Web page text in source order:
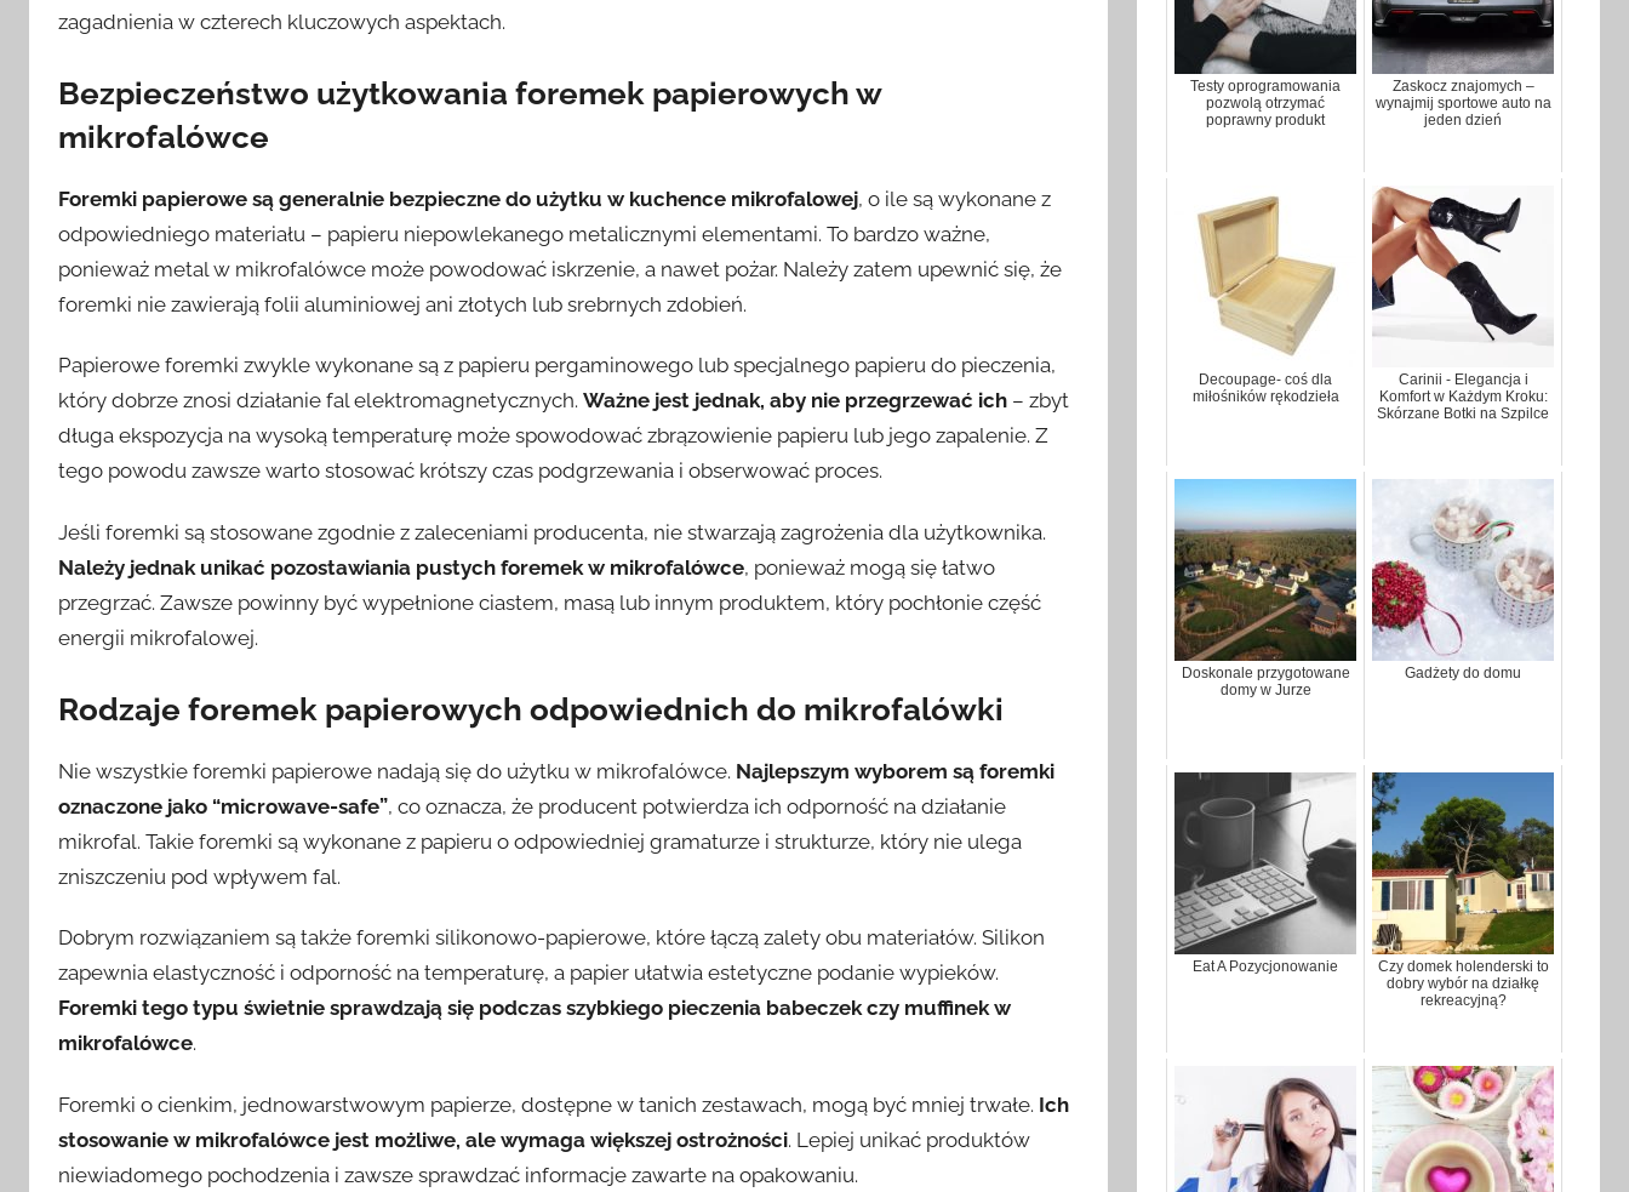
zagadnienia w czterech kluczowych aspektach.
Bezpieczeństwo użytkowania foremek papierowych w
mikrofalówce
Foremki papierowe są generalnie bezpieczne do użytku w kuchence mikrofalowej, o ile są wykonane z
odpowiedniego materiału – papieru niepowlekanego metalicznymi elementami. To bardzo ważne,
ponieważ metal w mikrofalówce może powodować iskrzenie, a nawet pożar. Należy zatem upewnić się, że
foremki nie zawierają folii aluminiowej ani złotych lub srebrnych zdobień.
Papierowe foremki zwykle wykonane są z papieru pergaminowego lub specjalnego papieru do pieczenia,
który dobrze znosi działanie fal elektromagnetycznych. Ważne jest jednak, aby nie przegrzewać ich – zbyt
długa ekspozycja na wysoką temperaturę może spowodować zbrązowienie papieru lub jego zapalenie. Z
tego powodu zawsze warto stosować krótszy czas podgrzewania i obserwować proces.
Jeśli foremki są stosowane zgodnie z zaleceniami producenta, nie stwarzają zagrożenia dla użytkownika.
Należy jednak unikać pozostawiania pustych foremek w mikrofalówce, ponieważ mogą się łatwo
przegrzać. Zawsze powinny być wypełnione ciastem, masą lub innym produktem, który pochłonie część
energii mikrofalowej.
Rodzaje foremek papierowych odpowiednich do mikrofalówki
Nie wszystkie foremki papierowe nadają się do użytku w mikrofalówce. Najlepszym wyborem są foremki
oznaczone jako “microwave-safe”, co oznacza, że producent potwierdza ich odporność na działanie
mikrofal. Takie foremki są wykonane z papieru o odpowiedniej gramaturze i strukturze, który nie ulega
zniszczeniu pod wpływem fal.
Dobrym rozwiązaniem są także foremki silikonowo-papierowe, które łączą zalety obu materiałów. Silikon
zapewnia elastyczność i odporność na temperaturę, a papier ułatwia estetyczne podanie wypieków.
Foremki tego typu świetnie sprawdzają się podczas szybkiego pieczenia babeczek czy muffinek w
mikrofalówce.
Foremki o cienkim, jednowarstwowym papierze, dostępne w tanich zestawach, mogą być mniej trwałe. Ich
stosowanie w mikrofalówce jest możliwe, ale wymaga większej ostrożności. Lepiej unikać produktów
niewiadomego pochodzenia i zawsze sprawdzać informacje zawarte na opakowaniu.
Testy oprogramowania
pozwolą otrzymać
poprawny produkt
Zaskocz znajomych –
wynajmij sportowe auto na
jeden dzień
Decoupage- coś dla
miłośników rękodzieła
Carinii - Elegancja i
Komfort w Każdym Kroku:
Skórzane Botki na Szpilce
Doskonale przygotowane
domy w Jurze
Gadżety do domu
Eat A Pozycjonowanie
Czy domek holenderski to
dobry wybór na działkę
rekreacyjną?